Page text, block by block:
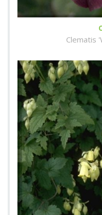
Clematis